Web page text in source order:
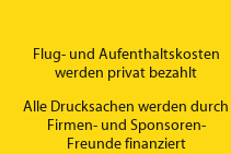
Flug- und Aufenthaltskosten
werden privat bezahlt
Alle Drucksachen werden durch
Firmen- und Sponsoren-
Freunde finanziert